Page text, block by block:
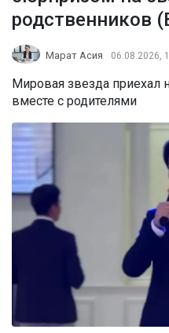
родственников
Марат Асия 06.08.2026,
Мировая звезда приехал
вместе с родителями